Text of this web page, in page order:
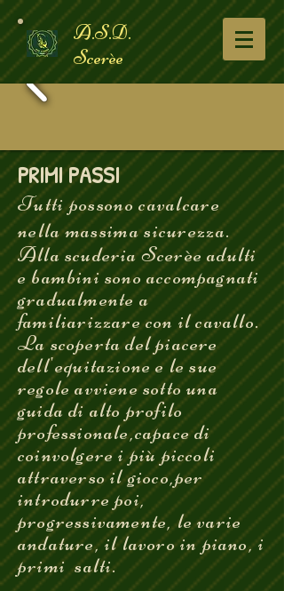
A.S.D.
Scerèe
PRIMI PASSI
Tutti possono cavalcare
nella massima sicurezza.
Alla scuderia Scerèe adulti
e bambini sono accompagnati
gradualmente a
familiarizzare con il cavallo.
La scoperta del piacere
dell'equitazione e le sue
regole avviene sotto una
guida di alto profilo
professionale,capace di
coinvolgere i più piccoli
attraverso il gioco,per
introdurre poi,
progressivamente, le varie
andature, il lavoro in piano, i
primi salti.